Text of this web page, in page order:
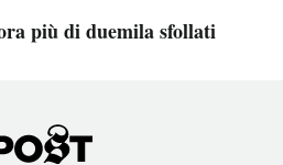
più di duemila sfollati